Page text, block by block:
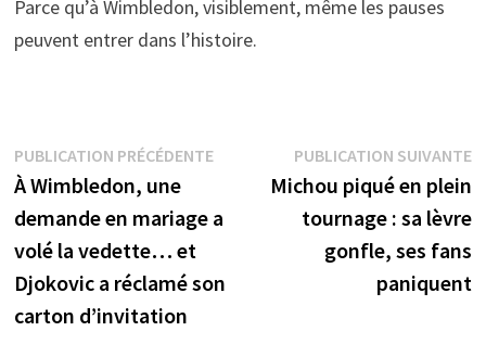
Parce qu’à Wimbledon, visiblement, même les pauses
peuvent entrer dans l’histoire.
Navigation
de
l’article
PUBLICATION PRÉCÉDENTEPublication
précédente :
À Wimbledon, une
demande en mariage a
volé la vedette… et
Djokovic a réclamé son
carton d’invitation
PUBLICATION SUIVANTE
Michou piqué en plein
tournage : sa lèvre
gonfle, ses fans
paniquent